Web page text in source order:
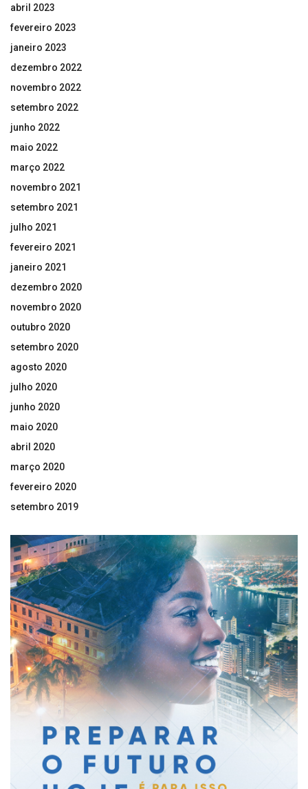
abril 2023
fevereiro 2023
janeiro 2023
dezembro 2022
novembro 2022
setembro 2022
junho 2022
maio 2022
março 2022
novembro 2021
setembro 2021
julho 2021
fevereiro 2021
janeiro 2021
dezembro 2020
novembro 2020
outubro 2020
setembro 2020
agosto 2020
julho 2020
junho 2020
maio 2020
abril 2020
março 2020
fevereiro 2020
setembro 2019